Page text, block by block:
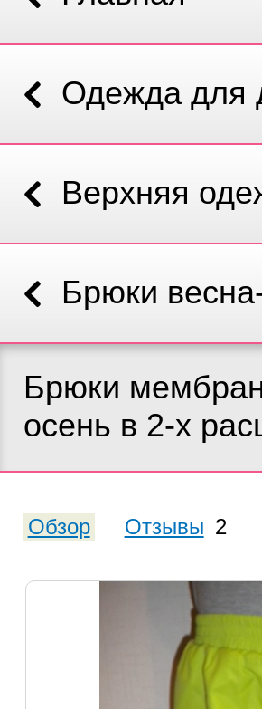
Одежда для
Верхняя
Брюки
Брюки
осень в 2-х
Обзор Отзывы 2